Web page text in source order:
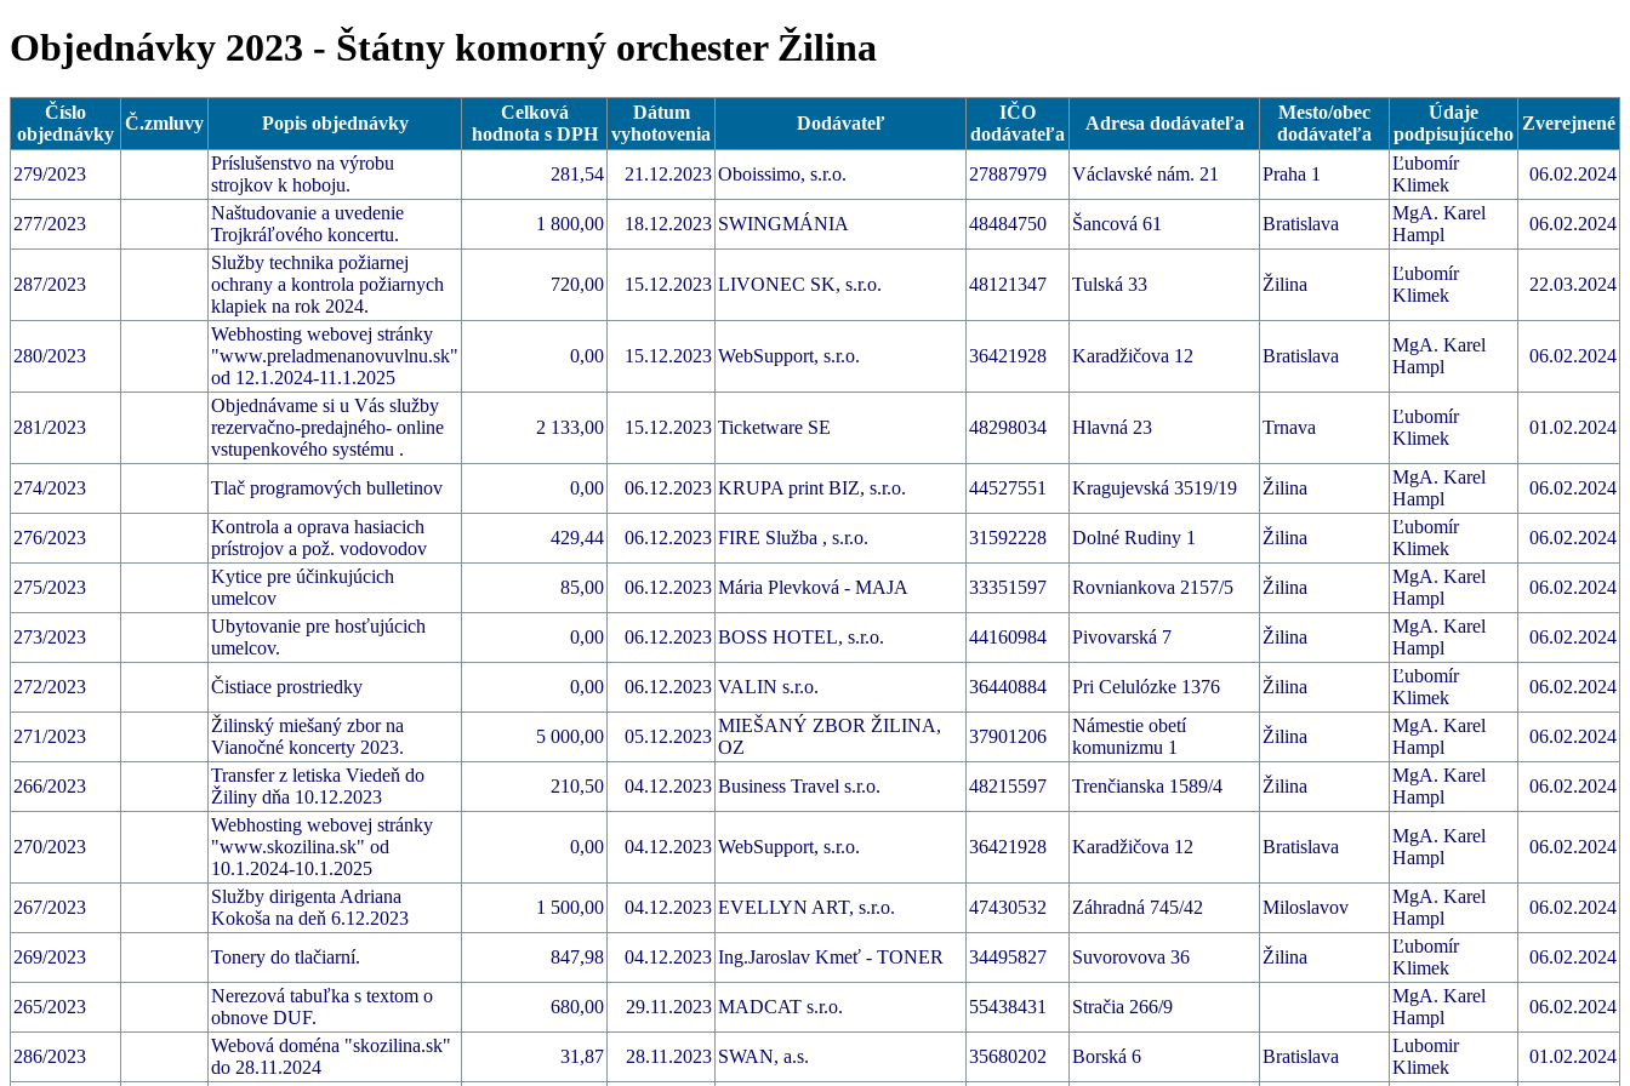
Objednávky 2023 - Štátny komorný orchester Žilina
Číslo
objednávky
Č.zmluvy Popis objednávky
Celková
hodnota s DPH
Dátum
vyhotovenia
Dodávateľ
IČO
dodávateľa
Adresa dodávateľa
Mesto/obec
dodávateľa
Údaje
podpisujúceho
Zverejnené
279/2023
Príslušenstvo na výrobu
strojkov k hoboju.
281,54 21.12.2023 Oboissimo, s.r.o. 27887979 Václavské nám. 21 Praha 1
Ľubomír
Klimek
06.02.2024
277/2023
Naštudovanie a uvedenie
Trojkráľového koncertu.
1 800,00 18.12.2023 SWINGMÁNIA 48484750 Šancová 61 Bratislava
MgA. Karel
Hampl
06.02.2024
287/2023
Služby technika požiarnej
ochrany a kontrola požiarnych
klapiek na rok 2024.
720,00 15.12.2023 LIVONEC SK, s.r.o. 48121347 Tulská 33 Žilina
Ľubomír
Klimek
22.03.2024
280/2023
Webhosting webovej stránky
"www.preladmenanovuvlnu.sk"
od 12.1.2024-11.1.2025
0,00 15.12.2023 WebSupport, s.r.o. 36421928 Karadžičova 12 Bratislava
MgA. Karel
Hampl
06.02.2024
281/2023
Objednávame si u Vás služby
rezervačno-predajného- online
vstupenkového systému .
2 133,00 15.12.2023 Ticketware SE 48298034 Hlavná 23 Trnava
Ľubomír
Klimek
01.02.2024
274/2023 Tlač programových bulletinov 0,00 06.12.2023 KRUPA print BIZ, s.r.o. 44527551 Kragujevská 3519/19 Žilina
MgA. Karel
Hampl
06.02.2024
276/2023
Kontrola a oprava hasiacich
prístrojov a pož. vodovodov
429,44 06.12.2023 FIRE Služba , s.r.o. 31592228 Dolné Rudiny 1 Žilina
Ľubomír
Klimek
06.02.2024
275/2023
Kytice pre účinkujúcich
umelcov
85,00 06.12.2023 Mária Plevková - MAJA 33351597 Rovniankova 2157/5 Žilina
MgA. Karel
Hampl
06.02.2024
273/2023
Ubytovanie pre hosťujúcich
umelcov.
0,00 06.12.2023 BOSS HOTEL, s.r.o. 44160984 Pivovarská 7 Žilina
MgA. Karel
Hampl
06.02.2024
272/2023 Čistiace prostriedky 0,00 06.12.2023 VALIN s.r.o. 36440884 Pri Celulózke 1376 Žilina
Ľubomír
Klimek
06.02.2024
271/2023
Žilinský miešaný zbor na
Vianočné koncerty 2023.
5 000,00 05.12.2023
MIEŠANÝ ZBOR ŽILINA,
OZ
37901206
Námestie obetí
komunizmu 1
Žilina
MgA. Karel
Hampl
06.02.2024
266/2023
Transfer z letiska Viedeň do
Žiliny dňa 10.12.2023
210,50 04.12.2023 Business Travel s.r.o. 48215597 Trenčianska 1589/4 Žilina
MgA. Karel
Hampl
06.02.2024
270/2023
Webhosting webovej stránky
"www.skozilina.sk" od
10.1.2024-10.1.2025
0,00 04.12.2023 WebSupport, s.r.o. 36421928 Karadžičova 12 Bratislava
MgA. Karel
Hampl
06.02.2024
267/2023
Služby dirigenta Adriana
Kokoša na deň 6.12.2023
1 500,00 04.12.2023 EVELLYN ART, s.r.o. 47430532 Záhradná 745/42 Miloslavov
MgA. Karel
Hampl
06.02.2024
269/2023 Tonery do tlačiarní. 847,98 04.12.2023 Ing.Jaroslav Kmeť - TONER 34495827 Suvorovova 36 Žilina
Ľubomír
Klimek
06.02.2024
265/2023
Nerezová tabuľka s textom o
obnove DUF.
680,00 29.11.2023 MADCAT s.r.o. 55438431 Stračia 266/9
MgA. Karel
Hampl
06.02.2024
286/2023
Webová doména "skozilina.sk"
do 28.11.2024
31,87 28.11.2023 SWAN, a.s. 35680202 Borská 6 Bratislava
Lubomir
Klimek
01.02.2024